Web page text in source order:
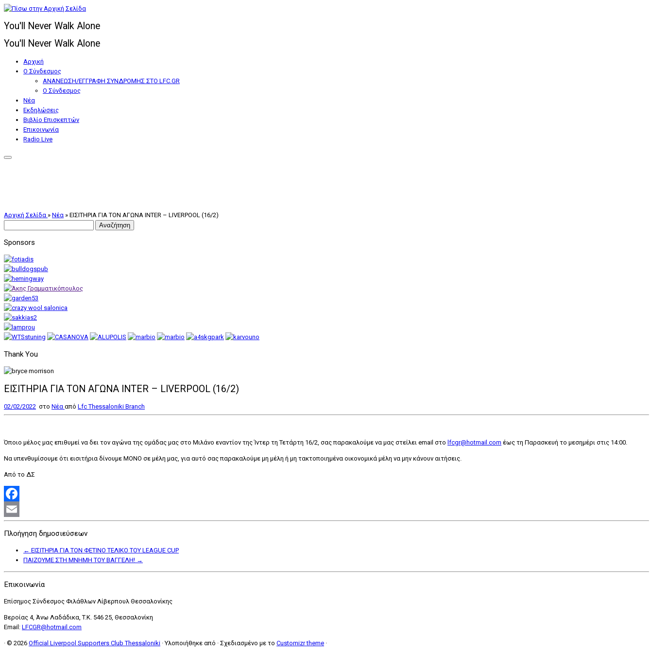
Μετάβαση
περιεχόμενο
You'll Never Walk Alone
You'll Never Walk Alone
Αρχική
Ο Σύνδεσμος
ΑΝΑΝΕΩΣΗ/ΕΓΓΡΑΦΗ ΣΥΝΔΡΟΜΗΣ ΣΤΟ LFC.GR
Ο Σύνδεσμος
Nέα
Εκδηλώσεις
Βιβλίο Επισκεπτών
Επικοινωνία
Radio Live
Αρχική Σελίδα » Nέα » ΕΙΣΙΤΗΡΙΑ ΓΙΑ ΤΟΝ ΑΓΩΝΑ INTER – LIVERPOOL (16/2)
Sponsors
Thank You
ΕΙΣΙΤΗΡΙΑ ΓΙΑ ΤΟΝ ΑΓΩΝΑ INTER – LIVERPOOL (16/2)
02/02/2022 στο Nέα από Lfc Thessaloniki Branch
Όποιο μέλος μας επιθυμεί να δει τον αγώνα της ομάδας μας στο Μιλάνο εναντίον της Ίντερ τη Τετάρτη 16/2, σας παρακαλούμε να μας στείλει email στο lfcgr@hotmail.com έως τη Παρασκευή το μεσημέρι στις 14:00.
Να υπενθυμίσουμε ότι εισιτήρια δίνουμε ΜΟΝΟ σε μέλη μας, για αυτό σας παρακαλούμε μη μέλη ή μη τακτοποιημένα οικονομικά μέλη να μην κάνουν αιτήσεις.
Από το ΔΣ
Facebook
Πλοήγηση δημοσιεύσεων
← ΕΙΣΙΤΗΡΙΑ ΓΙΑ ΤΟΝ ΦΕΤΙΝΟ ΤΕΛΙΚΟ ΤΟΥ LEAGUE CUP
ΠΑΙΖΟΥΜΕ ΣΤΗ ΜΝΗΜΗ ΤΟΥ ΒΑΓΓΕΛΗ! →
Επικοινωνία
Επίσημος Σύνδεσμος Φιλάθλων Λίβερπουλ Θεσσαλονίκης
Βεροίας 4, Άνω Λαδάδικα, T.K. 546 25, Θεσσαλονίκη
Email: LFCGR@hotmail.com
· © 2026 Official Liverpool Supporters Club Thessaloniki ·Υλοποιήθηκε από · Σχεδιασμένο με το Customizr theme ·